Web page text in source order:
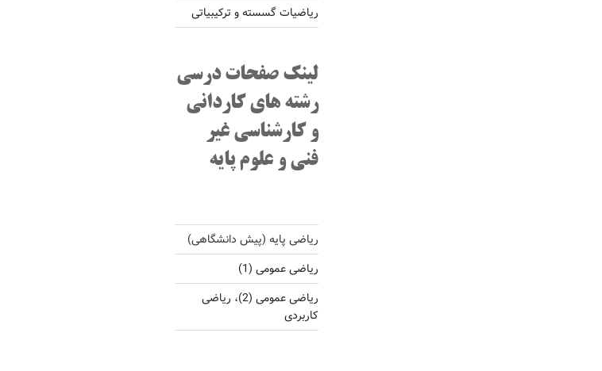
ریاضیات گسسته و ترکیبیاتی
لینک صفحات درسی
رشته های کاردانی
و کارشناسی غیر
فنی و علوم پایه
ریاضی پایه (پیش دانشگاهی)
ریاضی عمومی (1)
ریاضی عمومی (2)، ریاضی
کاربردی